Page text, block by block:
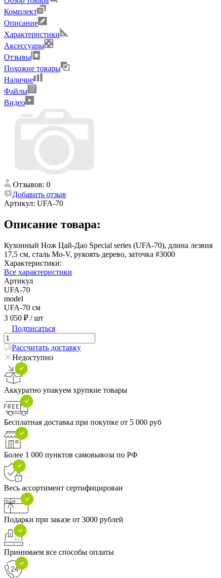
Комплект
Описание
Характеристики
Аксессуары
Отзывы
Похожие товары
Наличие
Файлы
Видео
Отзывов: 0
Добавить отзыв
Артикул: UFA-70
Описание товара:
Кухонный Нож Цай-Дао Special series (UFA-70), длина лезвия
17,5 см, сталь Мо-V, рукоять дерево, заточка #3000
Характеристики:
Все характеристики
Артикул
UFA-70
model
UFA-70 см
3 050 ₽ / шт
Подписаться
Рассчитать доставку
Недоступно
Аккуратно упакуем хрупкие товары
Бесплатная доставка при покупке от 5 000 руб
Более 1 000 пунктов самовывоза по РФ
Весь ассортимент сертифицирован
Подарки при заказе от 3000 рублей
Принимаем все способы оплаты